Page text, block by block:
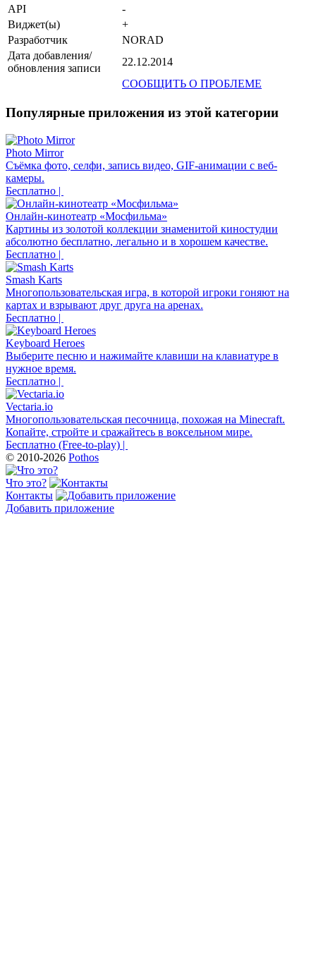
API
-
Виджет(ы)
+
Разработчик
NORAD
Дата добавления/
обновления записи
22.12.2014
СООБЩИТЬ О ПРОБЛЕМЕ
Популярные приложения из этой категории
Photo Mirror
Съёмка фото, селфи, запись видео, GIF-анимации с веб-
камеры.
Бесплатно |
Онлайн-кинотеатр «Мосфильма»
Картины из золотой коллекции знаменитой киностудии
абсолютно бесплатно, легально и в хорошем качестве.
Бесплатно |
Smash Karts
Многопользовательская игра, в которой игроки гоняют на
картах и взрывают друг друга на аренах.
Бесплатно |
Keyboard Heroes
Выберите песню и нажимайте клавиши на клавиатуре в
нужное время.
Бесплатно |
Vectaria.io
Многопользовательская песочница, похожая на Minecraft.
Копайте, стройте и сражайтесь в воксельном мире.
Бесплатно (Free-to-play) |
© 2010-2026 Pothos
Что это?
Контакты
Добавить приложение